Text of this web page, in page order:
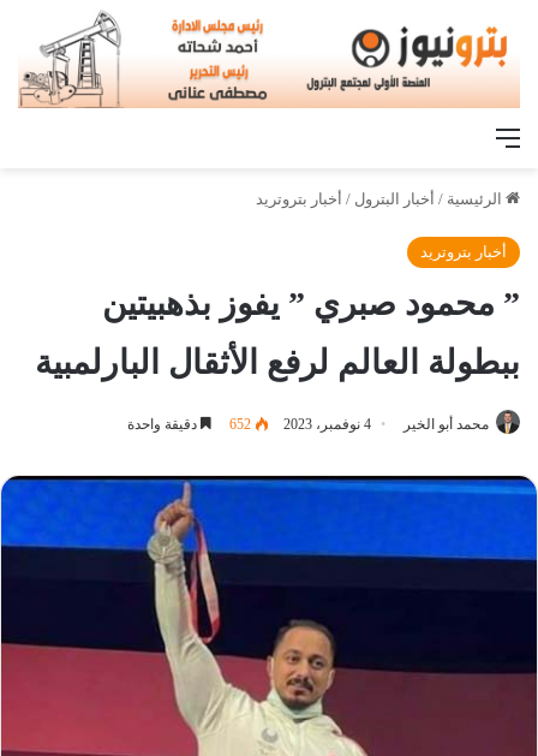
القائمة
الرئيسية / أخبار البترول / أخبار بتروتريد
أخبار بتروتريد
” محمود صبري ” يفوز بذهبيتين
ببطولة العالم لرفع الأثقال البارلمبية
محمد أبو الخير 4 نوفمبر، 2023 652 دقيقة واحدة